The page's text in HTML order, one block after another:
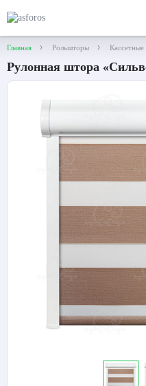
Главная Рольшторы
Рулонная штора